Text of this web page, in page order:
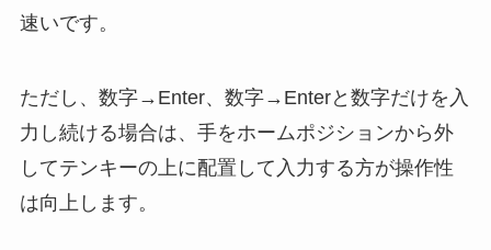
速いです。
ただし、数字→Enter、数字→Enterと数字だけを入
力し続ける場合は、手をホームポジションから外
してテンキーの上に配置して入力する方が操作性
は向上します。